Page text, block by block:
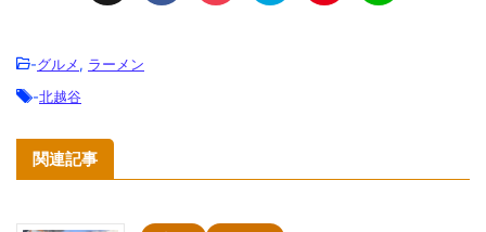
-グルメ, ラーメン
-北越谷
関連記事